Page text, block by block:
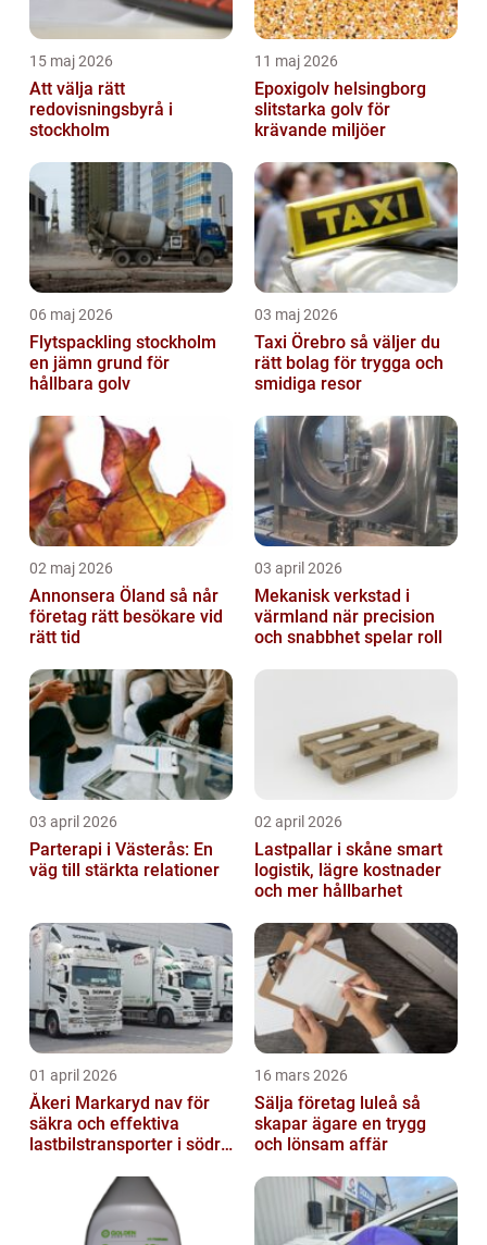
15 maj 2026
Att välja rätt
redovisningsbyrå i
stockholm
11 maj 2026
Epoxigolv helsingborg
slitstarka golv för
krävande miljöer
06 maj 2026
Flytspackling stockholm
en jämn grund för
hållbara golv
03 maj 2026
Taxi Örebro så väljer du
rätt bolag för trygga och
smidiga resor
02 maj 2026
Annonsera Öland så når
företag rätt besökare vid
rätt tid
03 april 2026
Mekanisk verkstad i
värmland när precision
och snabbhet spelar roll
03 april 2026
Parterapi i Västerås: En
väg till stärkta relationer
02 april 2026
Lastpallar i skåne smart
logistik, lägre kostnader
och mer hållbarhet
01 april 2026
Åkeri Markaryd nav för
säkra och effektiva
lastbilstransporter i södra
16 mars 2026
Sälja företag luleå så
skapar ägare en trygg
och lönsam affär